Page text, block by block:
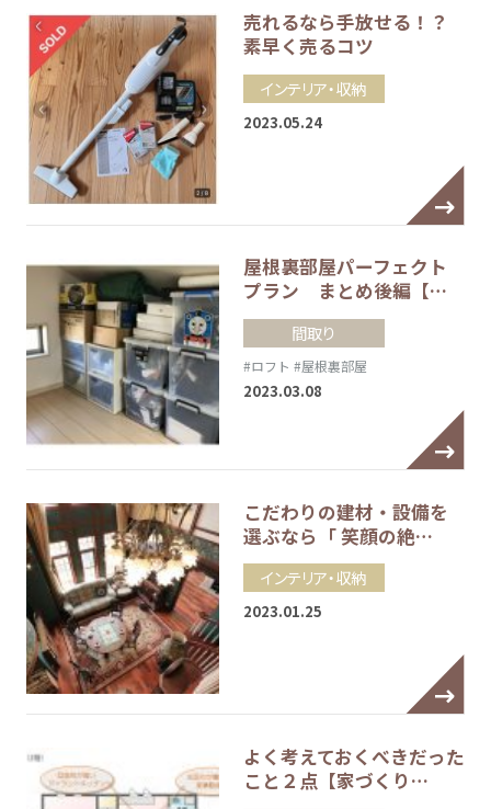
売れるなら手放せる！？
素早く売るコツ
インテリア・収納
2023.05.24
屋根裏部屋パーフェクト
プラン まとめ後編【…
間取り
#ロフト #屋根裏部屋
2023.03.08
こだわりの建材・設備を
選ぶなら「 笑顔の絶…
インテリア・収納
2023.01.25
よく考えておくべきだった
こと２点【家づくり…